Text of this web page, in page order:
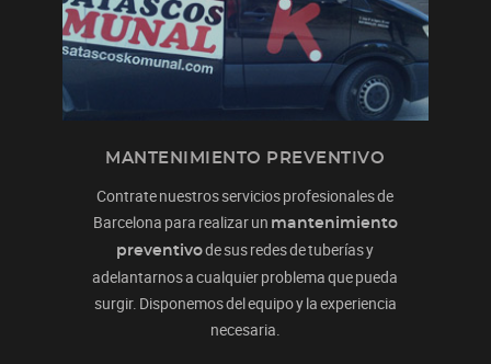
MANTENIMIENTO PREVENTIVO
Contrate nuestros servicios profesionales de
Barcelona para realizar un mantenimiento
preventivode sus redes de tuberías y
adelantarnos a cualquier problema que pueda
surgir. Disponemos del equipo y la experiencia
necesaria.